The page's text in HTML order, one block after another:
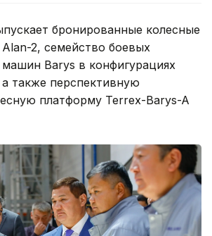
бронированные колесные
2, семейство боевых
Barys в конфигурациях
также перспективную
платформу Terrex-Barys-A